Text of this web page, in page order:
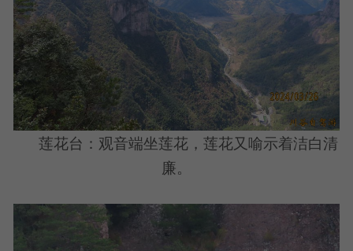
莲花台：观音端坐莲花，莲花又喻示着洁白清
廉。